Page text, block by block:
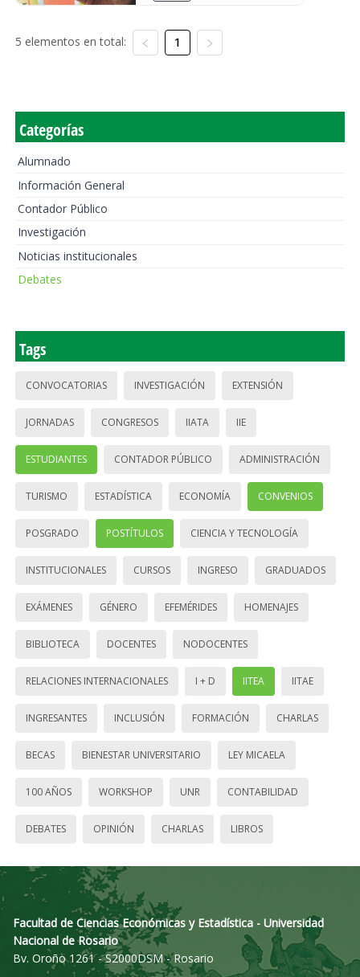
5 elementos en total: 1
Categorías
Alumnado
Información General
Contador Público
Investigación
Noticias institucionales
Debates
Tags
CONVOCATORIAS INVESTIGACIÓN EXTENSIÓN
JORNADAS CONGRESOS IIATA IIE
ESTUDIANTES CONTADOR PÚBLICO ADMINISTRACIÓN
TURISMO ESTADÍSTICA ECONOMÍA CONVENIOS
POSGRADO POSTÍTULOS CIENCIA Y TECNOLOGÍA
INSTITUCIONALES CURSOS INGRESO GRADUADOS
EXÁMENES GÉNERO EFEMÉRIDES HOMENAJES
BIBLIOTECA DOCENTES NODOCENTES
RELACIONES INTERNACIONALES I + D IITEA IITAE
INGRESANTES INCLUSIÓN FORMACIÓN CHARLAS
BECAS BIENESTAR UNIVERSITARIO LEY MICAELA
100 AÑOS WORKSHOP UNR CONTABILIDAD
DEBATES OPINIÓN CHARLAS LIBROS
Facultad de Ciencias Económicas y Estadística - Universidad
Nacional de Rosario
Bv. Oroño 1261 - S2000DSM - Rosario